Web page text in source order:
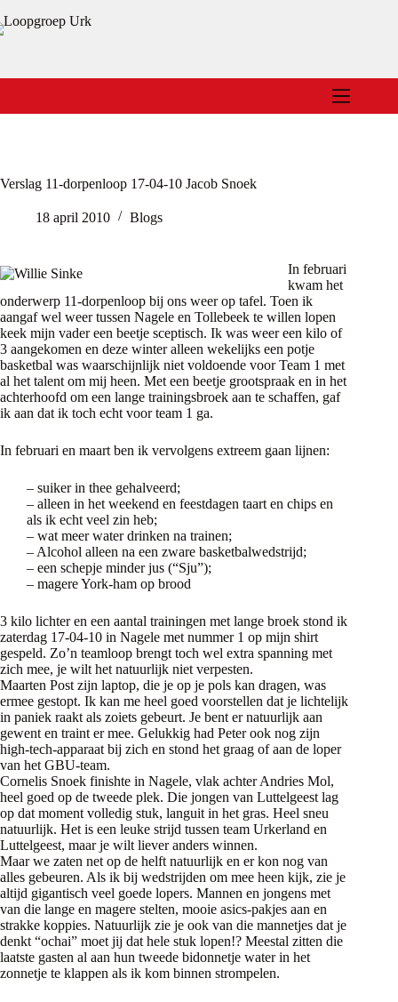
naar
de
Verslag 11-dorpenloop 17-04-10 Jacob Snoek
18 april 2010 Blogs
In februari
kwam het
onderwerp 11-dorpenloop bij ons weer op tafel. Toen ik
aangaf wel weer tussen Nagele en Tollebeek te willen lopen
keek mijn vader een beetje sceptisch. Ik was weer een kilo of
3 aangekomen en deze winter alleen wekelijks een potje
basketbal was waarschijnlijk niet voldoende voor Team 1 met
al het talent om mij heen. Met een beetje grootspraak en in het
achterhoofd om een lange trainingsbroek aan te schaffen, gaf
ik aan dat ik toch echt voor team 1 ga.
In februari en maart ben ik vervolgens extreem gaan lijnen:
– suiker in thee gehalveerd;
– alleen in het weekend en feestdagen taart en chips en
als ik echt veel zin heb;
– wat meer water drinken na trainen;
– Alcohol alleen na een zware basketbalwedstrijd;
– een schepje minder jus (“Sju”);
– magere York-ham op brood
3 kilo lichter en een aantal trainingen met lange broek stond ik
zaterdag 17-04-10 in Nagele met nummer 1 op mijn shirt
gespeld. Zo’n teamloop brengt toch wel extra spanning met
zich mee, je wilt het natuurlijk niet verpesten.
Maarten Post zijn laptop, die je op je pols kan dragen, was
ermee gestopt. Ik kan me heel goed voorstellen dat je lichtelijk
in paniek raakt als zoiets gebeurt. Je bent er natuurlijk aan
gewent en traint er mee. Gelukkig had Peter ook nog zijn
high-tech-apparaat bij zich en stond het graag of aan de loper
van het GBU-team.
Cornelis Snoek finishte in Nagele, vlak achter Andries Mol,
heel goed op de tweede plek. Die jongen van Luttelgeest lag
op dat moment volledig stuk, languit in het gras. Heel sneu
natuurlijk. Het is een leuke strijd tussen team Urkerland en
Luttelgeest, maar je wilt liever anders winnen.
Maar we zaten net op de helft natuurlijk en er kon nog van
alles gebeuren. Als ik bij wedstrijden om mee heen kijk, zie je
altijd gigantisch veel goede lopers. Mannen en jongens met
van die lange en magere stelten, mooie asics-pakjes aan en
strakke koppies. Natuurlijk zie je ook van die mannetjes dat je
denkt “ochai” moet jij dat hele stuk lopen!? Meestal zitten die
laatste gasten al aan hun tweede bidonnetje water in het
zonnetje te klappen als ik kom binnen strompelen.